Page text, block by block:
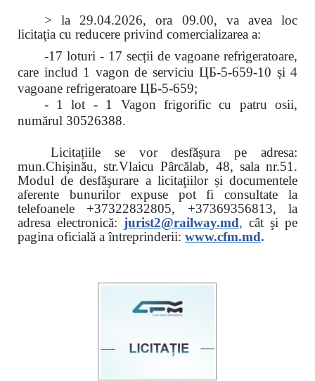
> la 29.04.2026, ora 09.00, va avea loc
licitaţia cu reducere privind comercializarea a:
-17 loturi - 17 secții de vagoane refrigeratoare,
care includ 1 vagon de serviciu ЦБ-5-659-10 și 4
vagoane refrigeratoare ЦБ-5-659;
- 1 lot - 1 Vagon frigorific cu patru osii,
numărul 30526388.
Licitațiile se vor desfășura pe adresa:
mun.Chişinău, str.Vlaicu Pârcălab, 48, sala nr.51.
Modul de desfăşurare a licitaţiilor și documentele
aferente bunurilor expuse pot fi consultate la
telefoanele +37322832805, +37369356813, la
adresa electronică: jurist2@railway.md, cât şi pe
pagina oficială a întreprinderii: www.cfm.md.